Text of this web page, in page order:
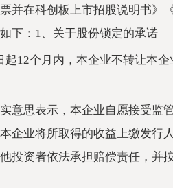
并在科创板上市招股说明书》
下：1、关于股份锁定的承诺
起12个月内，本企业不转让本
意思表示，本企业自愿接受监
企业将所取得的收益上缴发行
投资者依法承担赔偿责任，并